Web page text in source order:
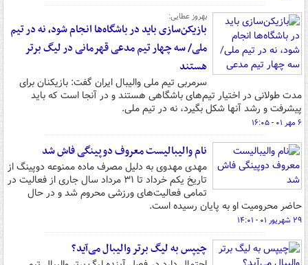
بهروز عطایی:
بازیکن‌سازی باید در باشگاه‌ها انجام شود، نه در تیم
ملی/ سه چهار تیم مدعی قهرمانی در لیگ برتر
هستند
سرمربی تیم ملی والیبال ایران گفت: بازیکنان برای
مدت طولانی در اختیار تیم‌های باشگاهی هستند و در آنجا است که باید
پیشرفت و رشد آنها شکل بگیرد، نه در تیم ملی.
۶ مهر ۰۱ - ۱۶:۰۵
نام والیبالیست معروف دوپینگی فاش شد
مهدی مهدوی به دلیل مصرف ماده ممنوعه دوپینگ از
تاریخ یکم خرداد تا ۳۱ مرداد سال جاری از فعالیت در
تمامی فعالیت‌های ورزشی محروم شد و در حال
حاضر محرومیت او به پایان رسیده است.
۲۹ شهریور ۰۱ - ۱۴:۰۱
چیپس به لیگ برتر والیبال می‌آید؟